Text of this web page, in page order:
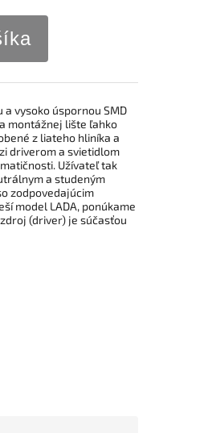
vysoko úspornou SMD
montážnej lište ľahko
z liateho hliníka a
driverom a svietidlom
Užívateľ tak
a studeným
zodpovedajúcim
model LADA, ponúkame
(driver) je súčasťou